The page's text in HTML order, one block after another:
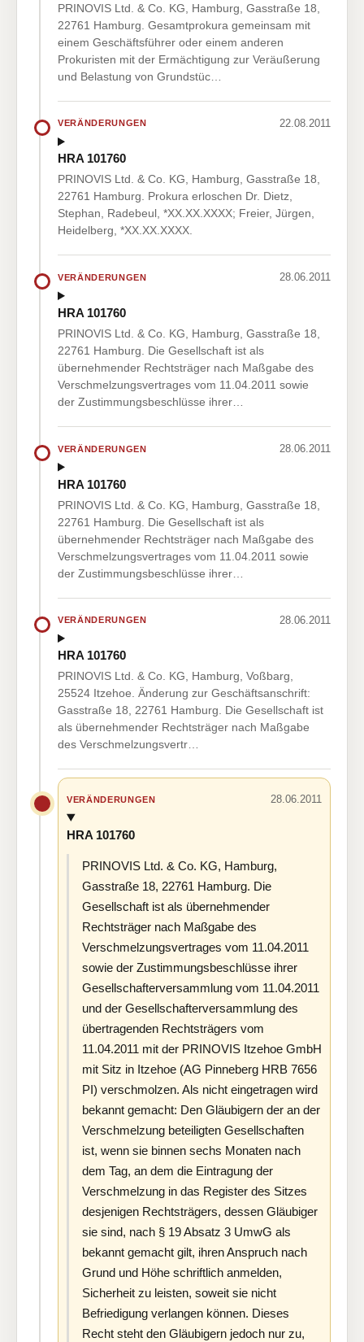
PRINOVIS Ltd. & Co. KG, Hamburg, Gasstraße 18,
22761 Hamburg. Gesamtprokura gemeinsam mit
einem Geschäftsführer oder einem anderen
Prokuristen mit der Ermächtigung zur Veräußerung
und Belastung von Grundstüc…
VERÄNDERUNGEN 22.08.2011
HRA 101760
PRINOVIS Ltd. & Co. KG, Hamburg, Gasstraße 18,
22761 Hamburg. Prokura erloschen Dr. Dietz,
Stephan, Radebeul, *XX.XX.XXXX; Freier, Jürgen,
Heidelberg, *XX.XX.XXXX.
VERÄNDERUNGEN 28.06.2011
HRA 101760
PRINOVIS Ltd. & Co. KG, Hamburg, Gasstraße 18,
22761 Hamburg. Die Gesellschaft ist als
übernehmender Rechtsträger nach Maßgabe des
Verschmelzungsvertrages vom 11.04.2011 sowie
der Zustimmungsbeschlüsse ihrer…
VERÄNDERUNGEN 28.06.2011
HRA 101760
PRINOVIS Ltd. & Co. KG, Hamburg, Gasstraße 18,
22761 Hamburg. Die Gesellschaft ist als
übernehmender Rechtsträger nach Maßgabe des
Verschmelzungsvertrages vom 11.04.2011 sowie
der Zustimmungsbeschlüsse ihrer…
VERÄNDERUNGEN 28.06.2011
HRA 101760
PRINOVIS Ltd. & Co. KG, Hamburg, Voßbarg,
25524 Itzehoe. Änderung zur Geschäftsanschrift:
Gasstraße 18, 22761 Hamburg. Die Gesellschaft ist
als übernehmender Rechtsträger nach Maßgabe
des Verschmelzungsvertr…
VERÄNDERUNGEN 28.06.2011
HRA 101760
PRINOVIS Ltd. & Co. KG, Hamburg,
Gasstraße 18, 22761 Hamburg. Die
Gesellschaft ist als übernehmender
Rechtsträger nach Maßgabe des
Verschmelzungsvertrages vom 11.04.2011
sowie der Zustimmungsbeschlüsse ihrer
Gesellschafterversammlung vom 11.04.2011
und der Gesellschafterversammlung des
übertragenden Rechtsträgers vom
11.04.2011 mit der PRINOVIS Itzehoe GmbH
mit Sitz in Itzehoe (AG Pinneberg HRB 7656
PI) verschmolzen. Als nicht eingetragen wird
bekannt gemacht: Den Gläubigern der an der
Verschmelzung beteiligten Gesellschaften
ist, wenn sie binnen sechs Monaten nach
dem Tag, an dem die Eintragung der
Verschmelzung in das Register des Sitzes
desjenigen Rechtsträgers, dessen Gläubiger
sie sind, nach § 19 Absatz 3 UmwG als
bekannt gemacht gilt, ihren Anspruch nach
Grund und Höhe schriftlich anmelden,
Sicherheit zu leisten, soweit sie nicht
Befriedigung verlangen können. Dieses
Recht steht den Gläubigern jedoch nur zu,